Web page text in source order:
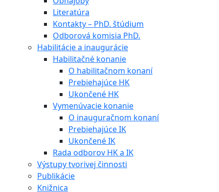
Literatúra
Kontakty – PhD. štúdium
Odborová komisia PhD.
Habilitácie a inaugurácie
Habilitačné konanie
O habilitačnom konaní
Prebiehajúce HK
Ukončené HK
Vymenúvacie konanie
O inauguračnom konaní
Prebiehajúce IK
Ukončené IK
Rada odborov HK a IK
Výstupy tvorivej činnosti
Publikácie
Knižnica